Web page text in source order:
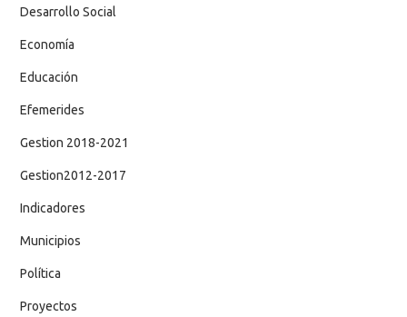
Desarrollo Social
Economía
Educación
Efemerides
Gestion 2018-2021
Gestion2012-2017
Indicadores
Municipios
Política
Proyectos